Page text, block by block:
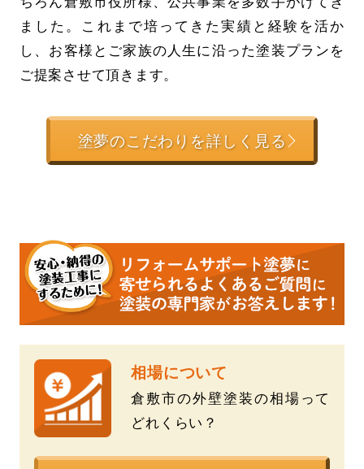
ました。これまで培ってきた実績と経験を活か
し、お客様とご家族の人生に沿った塗装プランを
ご提案させて頂きます。
塗夢のこだわりを詳しく見る
相場について
倉敷市の外壁塗装の相場って
どれくらい？